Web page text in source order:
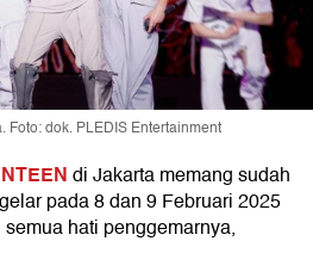
Foto: dok. PLEDIS Entertainment
di Jakarta memang sudah
pada 8 dan 9 Februari 2025
hati penggemarnya,